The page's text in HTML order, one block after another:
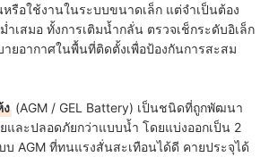
รือใช้งานในระบบขนาดเล็ก แต่จำเป็นต้อง
ำเสมอ ทั้งการเติมน้ำกลั่น ตรวจเช็กระดับอิเล็ก
ยอากาศในพื้นที่ติดตั้งเพื่อป้องกันการสะสม
ง (AGM / GEL Battery) เป็นชนิดที่ถูกพัฒนา
และปลอดภัยกว่าแบบน้ำ โดยแบ่งออกเป็น 2
บ AGM ที่ทนแรงสั่นสะเทือนได้ดี คายประจุได้